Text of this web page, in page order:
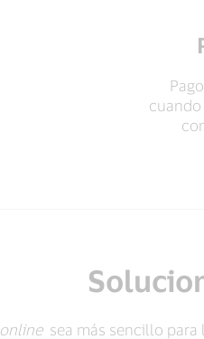
onlinesea más sencillo para